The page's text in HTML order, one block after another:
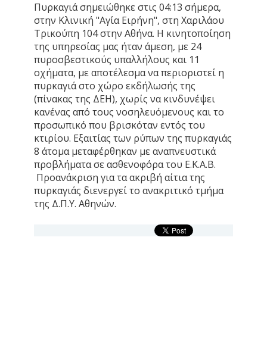
Πυρκαγιά σημειώθηκε στις 04:13 σήμερα,
στην Κλινική "Αγία Ειρήνη", στη Χαριλάου
Τρικούπη 104 στην Αθήνα. Η κινητοποίηση
της υπηρεσίας μας ήταν άμεση, με 24
πυροσβεστικούς υπαλλήλους και 11
οχήματα, με αποτέλεσμα να περιοριστεί η
πυρκαγιά στο χώρο εκδήλωσής της
(πίνακας της ΔΕΗ), χωρίς να κινδυνέψει
κανένας από τους νοσηλευόμενους και το
προσωπικό που βρισκόταν εντός του
κτιρίου. Εξαιτίας των ρύπων της πυρκαγιάς
8 άτομα μεταφέρθηκαν με αναπνευστικά
προβλήματα σε ασθενοφόρα του Ε.Κ.Α.Β.
Προανάκριση για τα ακριβή αίτια της
πυρκαγιάς διενεργεί το ανακριτικό τμήμα
της Δ.Π.Υ. Αθηνών.